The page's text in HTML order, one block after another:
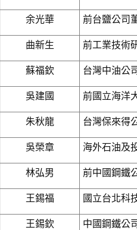
余光華 前台鹽公司
曲新生 前工業技術
蘇福欽 台灣中油公
吳建國 前國立海洋
朱秋龍 台灣保來得
吳榮章 海外石油及
林弘男 前中國鋼鐵
王錫福 國立台北科
王錫欽 中國鋼鐵公